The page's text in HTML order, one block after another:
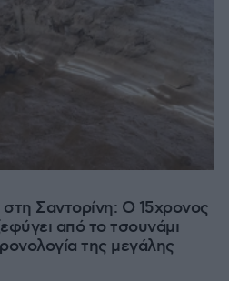
Σαντορίνη: Ο 15χρονος
από το τσουνάμι
της μεγάλης